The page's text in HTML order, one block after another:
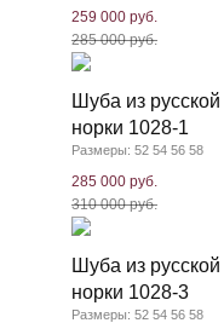
259 000 руб.
285 000 руб.
Шуба из русской
норки 1028-1
Размеры: 52 54 56 58
285 000 руб.
310 000 руб.
Шуба из русской
норки 1028-3
Размеры: 52 54 56 58